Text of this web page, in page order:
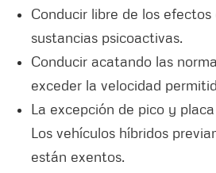
Conducir libre de los
sustancias psicoactivas.
Conducir acatando las
exceder la velocidad
La excepción de pico y
Los vehículos híbridos
están exentos.